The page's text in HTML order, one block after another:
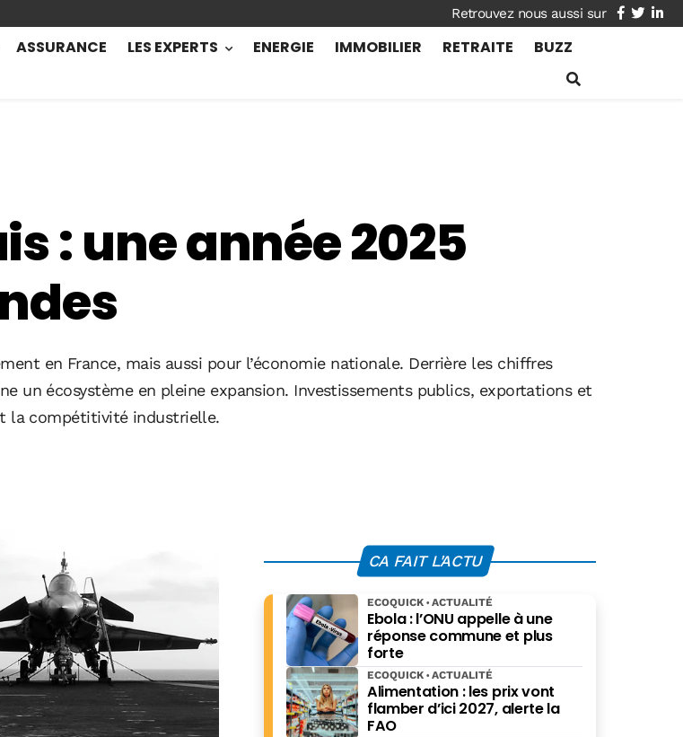
facebook
twitter
ASSURANCE LES EXPERTS ENERGIE IMMOBILIER RETRAITE BUZZ
: une année 2025
en France, mais aussi pour l’économie nationale. Derrière les chiffres
un écosystème en pleine expansion. Investissements publics, exportations et
la compétitivité industrielle.
CA FAIT L'ACTU
Ebola : l’ONU appelle à une
réponse commune et plus
forte
ECOQUICK ACTUALITÉ
Alimentation : les prix vont
flamber d’ici 2027, alerte la
FAO
ECOQUICK ACTUALITÉ